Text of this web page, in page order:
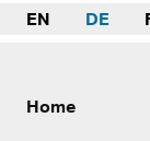
EN DE
Home